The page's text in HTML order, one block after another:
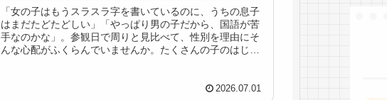
「女の子はもうスラスラ字を書いているのに、うちの息子
はまだたどたどしい」「やっぱり男の子だから、国語が苦
手なのかな」。参観日で周りと見比べて、性別を理由にそ
んな心配がふくらんでいませんか。たくさんの子のはじめ
2026.07.01